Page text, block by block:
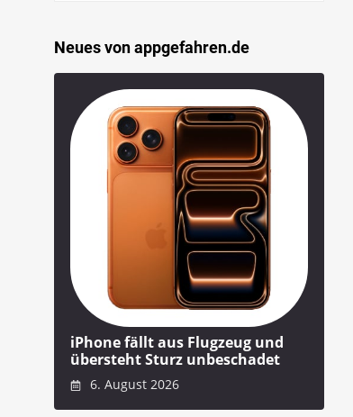
Neues von appgefahren.de
iPhone fällt aus Flugzeug und
übersteht Sturz unbeschadet
6. August 2026